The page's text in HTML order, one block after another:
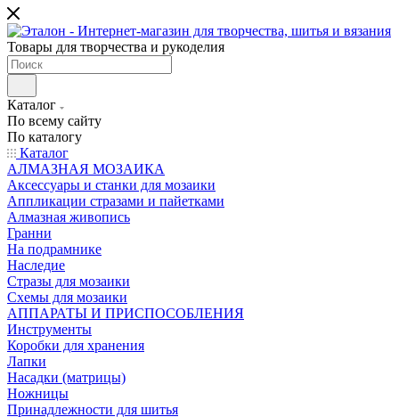
Товары для творчества и рукоделия
Каталог
По всему сайту
По каталогу
Каталог
АЛМАЗНАЯ МОЗАИКА
Аксессуары и станки для мозаики
Аппликации стразами и пайетками
Алмазная живопись
Гранни
На подрамнике
Наследие
Стразы для мозаики
Схемы для мозаики
АППАРАТЫ И ПРИСПОСОБЛЕНИЯ
Инструменты
Коробки для хранения
Лапки
Насадки (матрицы)
Ножницы
Принадлежности для шитья